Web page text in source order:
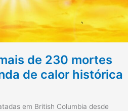
de 230 mortes
de calor histórica
em British Columbia desde